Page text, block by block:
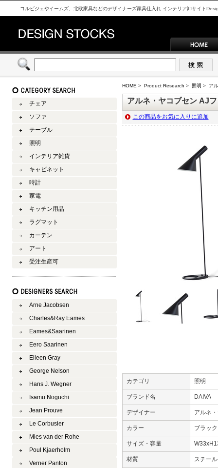
コルビジェやイームズ、北欧家具などのデザイナーズ家具仕入れ インテリア卸サイト
HOME > Product Research > 照明 > ア
アルネ・ヤコブセン AJ
この商品をお気に入りに追加
カテゴリ 照明
ブランド名 DAIVA
デザイナー アルネ
カラー ブラッ
サイズ・容量
材質 スチー
チェア
ソファ
テーブル
照明
インテリア雑貨
キャビネット
時計
家電
キッチン用品
ラグマット
カーテン
アート
受注生産可
Arne Jacobsen
Charles&Ray Eames
Eames&Saarinen
Eero Saarinen
Eileen Gray
George Nelson
Hans J. Wegner
Isamu Noguchi
Jean Prouve
Le Corbusier
Mies van der Rohe
Poul Kjaerholm
Verner Panton